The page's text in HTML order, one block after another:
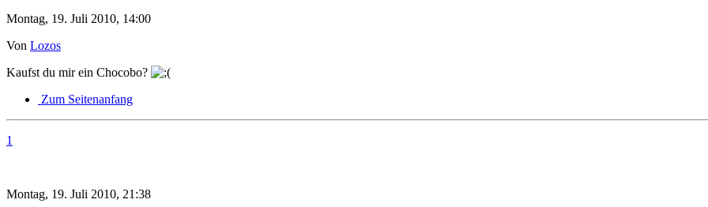
Montag, 19. Juli 2010, 14:00
Von Lozos
Kaufst du mir ein Chocobo?
Zum Seitenanfang
1
Montag, 19. Juli 2010, 21:38